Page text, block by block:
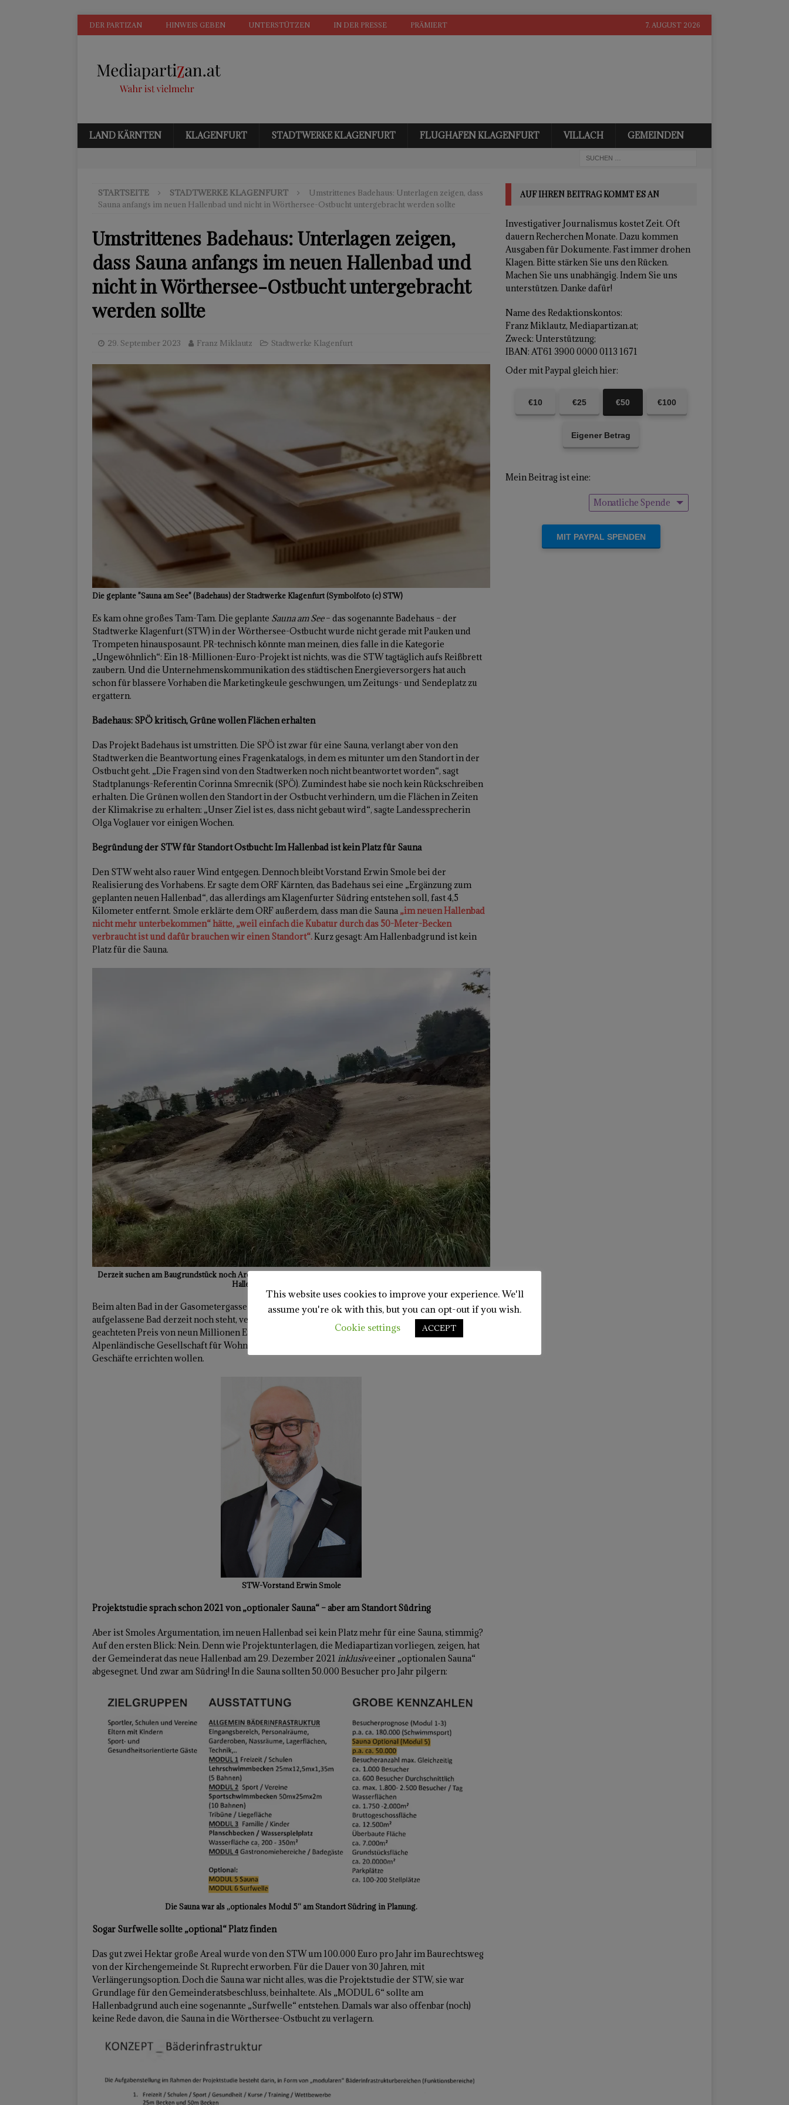
DER PARTIZAN HINWEIS GEBEN UNTERSTÜTZEN IN DER PRESSE PRÄMIERT 7. AUGUST 2026
LAND KÄRNTEN KLAGENFURT STADTWERKE KLAGENFURT FLUGHAFEN KLAGENFURT VILLACH GEMEINDEN
STARTSEITE STADTWERKE KLAGENFURT
Umstrittenes Badehaus: Unterlagen zeigen, dass
Sauna anfangs im neuen Hallenbad und nicht in Wörthersee-Ostbucht untergebracht werden sollte
Umstrittenes Badehaus: Unterlagen zeigen,
dass Sauna anfangs im neuen Hallenbad und
nicht in Wörthersee-Ostbucht untergebracht
werden sollte
29. September 2023 Franz Miklautz Stadtwerke Klagenfurt
Die geplante "Sauna am See" (Badehaus) der Stadtwerke Klagenfurt (Symbolfoto (c) STW)
Es kam ohne großes Tam-Tam. Die geplante Sauna am See– das sogenannte Badehaus – der
Stadtwerke Klagenfurt (STW) in der Wörthersee-Ostbucht wurde nicht gerade mit Pauken und
Trompeten hinausposaunt. PR-technisch könnte man meinen, dies falle in die Kategorie
„Ungewöhnlich“: Ein 18-Millionen-Euro-Projekt ist nichts, was die STW tagtäglich aufs Reißbrett
zaubern. Und die Unternehmenskommunikation des städtischen Energieversorgers hat auch
schon für blassere Vorhaben die Marketingkeule geschwungen, um Zeitungs- und Sendeplatz zu
ergattern.
Badehaus: SPÖ kritisch, Grüne wollen Flächen erhalten
Das Projekt Badehaus ist umstritten. Die SPÖ ist zwar für eine Sauna, verlangt aber von den
Stadtwerken die Beantwortung eines Fragenkatalogs, in dem es mitunter um den Standort in der
Ostbucht geht. „Die Fragen sind von den Stadtwerken noch nicht beantwortet worden“, sagt
Stadtplanungs-Referentin Corinna Smrecnik (SPÖ). Zumindest habe sie noch kein Rückschreiben
erhalten. Die Grünen wollen den Standort in der Ostbucht verhindern, um die Flächen in Zeiten
der Klimakrise zu erhalten: „Unser Ziel ist es, dass nicht gebaut wird“, sagte Landessprecherin
Olga Voglauer vor einigen Wochen.
Begründung der STW für Standort Ostbucht: Im Hallenbad ist kein Platz für Sauna
Den STW weht also rauer Wind entgegen. Dennoch bleibt Vorstand Erwin Smole bei der
Realisierung des Vorhabens. Er sagte dem ORF Kärnten, das Badehaus sei eine „Ergänzung zum
geplanten neuen Hallenbad“, das allerdings am Klagenfurter Südring entstehen soll, fast 4,5
Kilometer entfernt. Smole erklärte dem ORF außerdem, dass man die Sauna „im neuen Hallenbad
nicht mehr unterbekommen“ hätte, „weil einfach die Kubatur durch das 50-Meter-Becken
verbraucht ist und dafür brauchen wir einen Standort“.Kurz gesagt: Am Hallenbadgrund ist kein
Platz für die Sauna.
Derzeit suchen am Baugrundstück noch Archäologen nach Relikten aus dem Zweiten Weltkrieg. Baustart für das
Hallenbad soll im November sein.
Beim alten Bad in der Gasometergasse war die Sauna noch integriert. Das Grundstück, auf dem das
aufgelassene Bad derzeit noch steht, verkauften die STW um einen selbst in Immobilienkreisen
geachteten Preis von neun Millionen Euro an die HGS Bauträger GmbH und GWS Gemeinnützige
Alpenländische Gesellschaft für Wohnungsbau und Siedlungswesen, die dort Wohnungen und
Geschäfte errichten wollen.
STW-Vorstand Erwin Smole
Projektstudie sprach schon 2021 von „optionaler Sauna“ – aber am Standort Südring
Aber ist Smoles Argumentation, im neuen Hallenbad sei kein Platz mehr für eine Sauna, stimmig?
Auf den ersten Blick: Nein. Denn wie Projektunterlagen, die Mediapartizan vorliegen, zeigen, hat
der Gemeinderat das neue Hallenbad am 29. Dezember 2021 inklusiveeiner „optionalen Sauna“
abgesegnet. Und zwar am Südring! In die Sauna sollten 50.000 Besucher pro Jahr pilgern:
Die Sauna war als „optionales Modul 5“ am Standort Südring in Planung.
Sogar Surfwelle sollte „optional“ Platz finden
Das gut zwei Hektar große Areal wurde von den STW um 100.000 Euro pro Jahr im Baurechtsweg
von der Kirchengemeinde St. Ruprecht erworben. Für die Dauer von 30 Jahren, mit
Verlängerungsoption. Doch die Sauna war nicht alles, was die Projektstudie der STW, sie war
Grundlage für den Gemeinderatsbeschluss, beinhaltete. Als „MODUL 6“ sollte am
Hallenbadgrund auch eine sogenannte „Surfwelle“ entstehen. Damals war also offenbar (noch)
keine Rede davon, die Sauna in die Wörthersee-Ostbucht zu verlagern.
AUF IHREN BEITRAG KOMMT ES AN
Investigativer Journalismus kostet Zeit. Oft
dauern Recherchen Monate. Dazu kommen
Ausgaben für Dokumente. Fast immer drohen
Klagen. Bitte stärken Sie uns den Rücken.
Machen Sie uns unabhängig. Indem Sie uns
unterstützen. Danke dafür!
Name des Redaktionskontos:
Franz Miklautz, Mediapartizan.at;
Zweck: Unterstützung;
IBAN: AT61 3900 0000 0113 1671
Oder mit Paypal gleich hier:
€10 €25 €50 €100
Eigener Betrag
Mein Beitrag ist eine:
Monatliche Spende
This website uses cookies to improve your experience. We'll
assume you're ok with this, but you can opt-out if you wish.
Cookie settings
ACCEPT